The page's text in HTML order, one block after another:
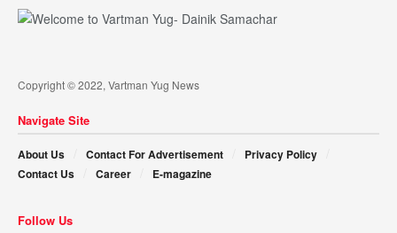
Copyright © 2022, Vartman Yug News
Navigate Site
About Us Contact For Advertisement
Privacy Policy
Contact Us
Career E-magazine
Follow Us